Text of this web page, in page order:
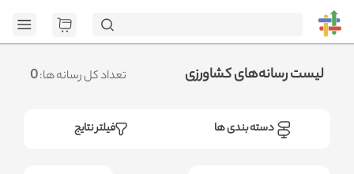
تعداد کل رسانه ها:0 لیست رسانه‌های کشاورزی
فیلتر نتایج دسته بندی ها
page=1&social=all&sort_field=orders_num&sort_type=desc":
<no response> Failed to fetch
.متوجه شدم